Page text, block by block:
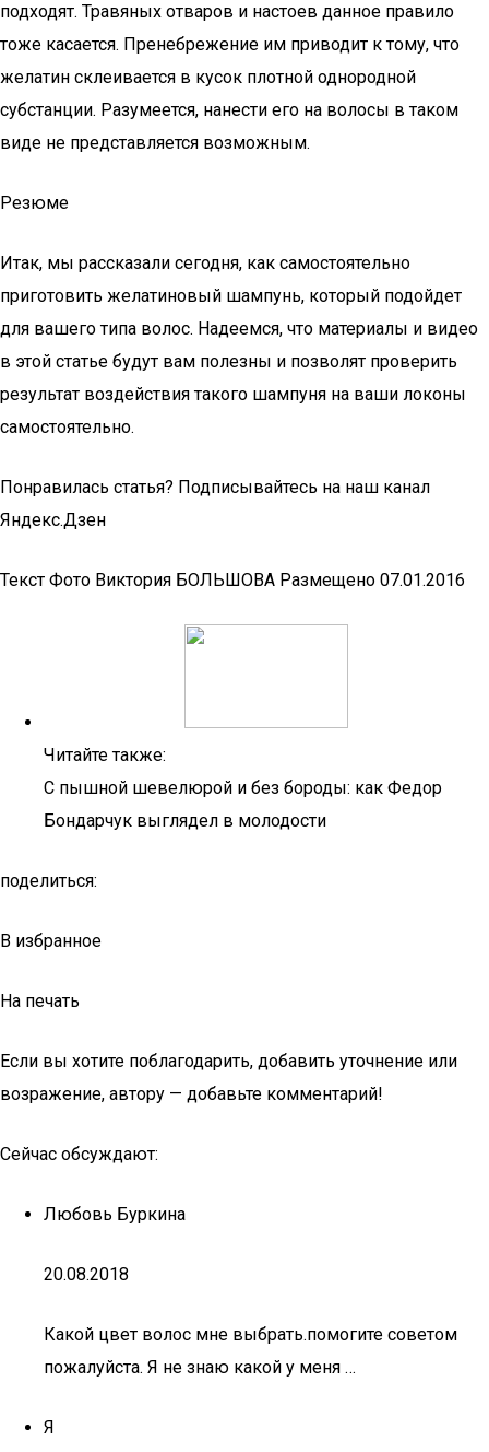
подходят. Травяных отваров и настоев данное правило
тоже касается. Пренебрежение им приводит к тому, что
желатин склеивается в кусок плотной однородной
субстанции. Разумеется, нанести его на волосы в таком
виде не представляется возможным.
Резюме
Итак, мы рассказали сегодня, как самостоятельно
приготовить желатиновый шампунь, который подойдет
для вашего типа волос. Надеемся, что материалы и видео
в этой статье будут вам полезны и позволят проверить
результат воздействия такого шампуня на ваши локоны
самостоятельно.
Понравилась статья? Подписывайтесь на наш канал
Яндекс.Дзен
Текст Фото Виктория БОЛЬШОВА Размещено 07.01.2016
Читайте также:
С пышной шевелюрой и без бороды: как Федор
Бондарчук выглядел в молодости
поделиться:
В избранное
На печать
Если вы хотите поблагодарить, добавить уточнение или
возражение, автору — добавьте комментарий!
Сейчас обсуждают:
Любовь Буркина
20.08.2018
Какой цвет волос мне выбрать.помогите советом
пожалуйста. Я не знаю какой у меня …
Я